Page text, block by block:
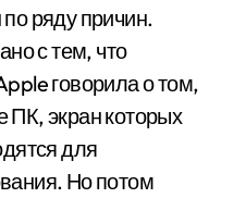
ряду причин.
с тем, что
говорила о том,
экран которых
для
Но потом